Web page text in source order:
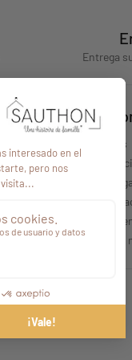
Entrega
Quiénes
Quiénes somos
Nuestras
Información
Política de
Condiciones
Características